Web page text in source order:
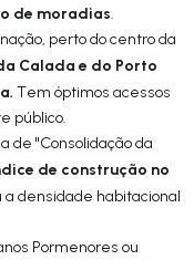
de moradias.
perto do centro da
Calada e do Porto
Tem óptimos acessos
público.
de "Consolidação da
de construção no
densidade habitacional
Pormenores ou